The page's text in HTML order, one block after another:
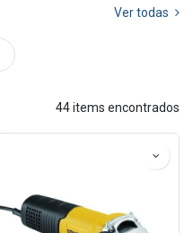
Ver todas
44 items encontrados